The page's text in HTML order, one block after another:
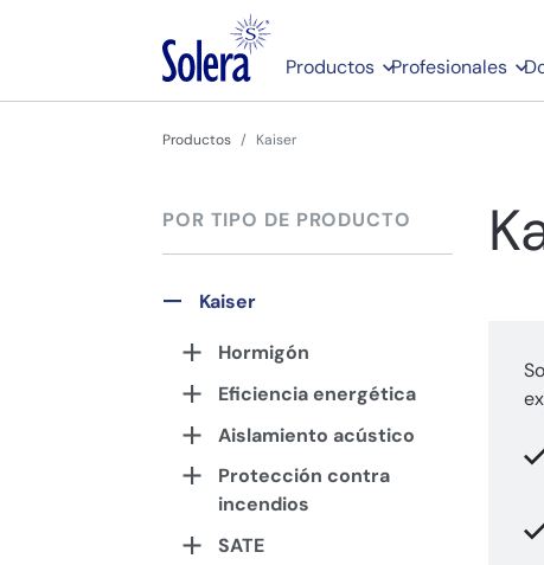
Productos Profesionales
Productos Kaiser
POR TIPO DE PRODUCTO
Kaiser
Hormigón
Eficiencia energética
Aislamiento acústico
Protección contra
incendios
SATE